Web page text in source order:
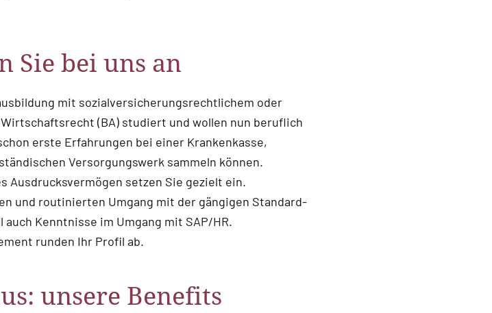
Sie bei uns an
mit sozialversicherungsrechtlichem oder
(BA) studiert und wollen nun beruflich
erste Erfahrungen bei einer Krankenkasse,
Versorgungswerk sammeln können.
Ausdrucksvermögen setzen Sie gezielt ein.
und routinierten Umgang mit der gängigen Standard-
Kenntnisse im Umgang mit SAP/HR.
runden Ihr Profil ab.
unsere Benefits